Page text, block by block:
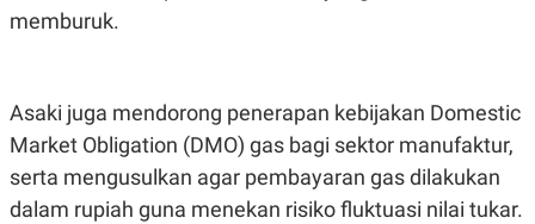
DA
D
L
A
N
G
K
I
N
E
memburuk.
Asaki juga mendorong penerapan kebijakan Domestic
Market Obligation (DMO) gas bagi sektor manufaktur,
serta mengusulkan agar pembayaran gas dilakukan
dalam rupiah guna menekan risiko fluktuasi nilai tukar.